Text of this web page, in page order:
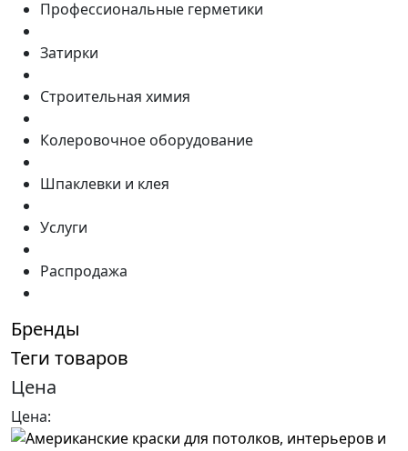
Профессиональные герметики
Затирки
Строительная химия
Колеровочное оборудование
Шпаклевки и клея
Услуги
Распродажа
Бренды
Теги товаров
Цена
Цена: